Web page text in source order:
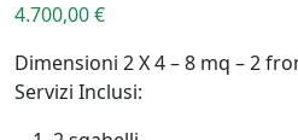
4.700,00€
Dimensioni 2 X 4 – 8 mq – 2
Servizi Inclusi: